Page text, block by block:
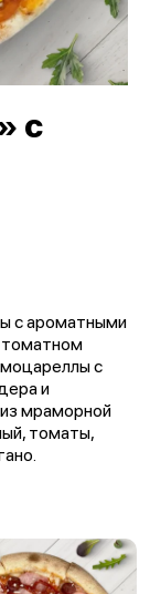
с
с ароматными
томатном
с
и
мраморной
томаты,